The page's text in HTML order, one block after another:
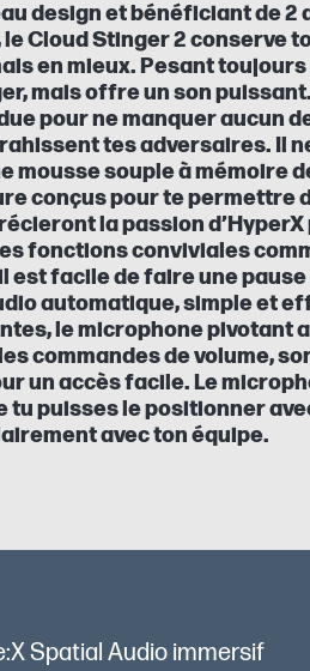
design et bénéficiant de 2
le Cloud Stinger 2 conserve
en mieux. Pesant toujours
mais offre un son
pour ne manquer aucun
tes adversaires. Il
mousse souple à mémoire
conçus pour te permettre
la passion
fonctions conviviales
est facile de faire une
automatique, simple et
le microphone pivotant
commandes de volume,
un accès facile. Le
tu puisses le positionner
avec ton équipe.
Spatial Audio immersif